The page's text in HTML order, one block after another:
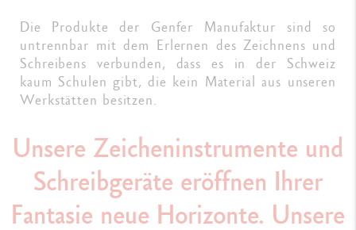
Die Produkte der Genfer Manufaktur sind so
untrennbar mit dem Erlernen des Zeichnens und
Schreibens verbunden, dass es in der Schweiz
kaum Schulen gibt, die kein Material aus unseren
Werkstätten besitzen.
Unsere Zeicheninstrumente und
Schreibgeräte eröffnen Ihrer
Fantasie neue Horizonte. Unsere